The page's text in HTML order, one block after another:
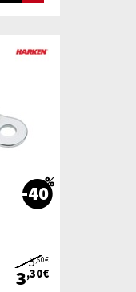
-40
5,50€
3,30€